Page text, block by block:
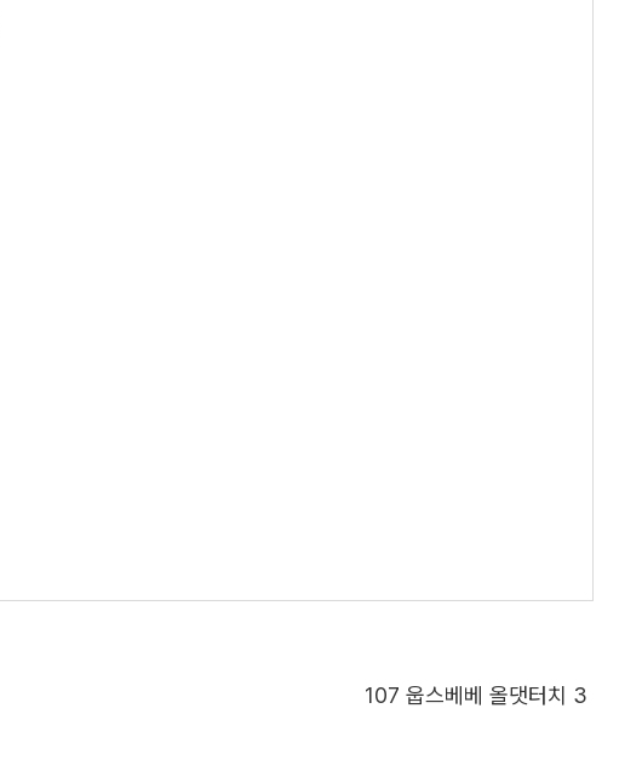
107 웁스베베 올댓터치 3